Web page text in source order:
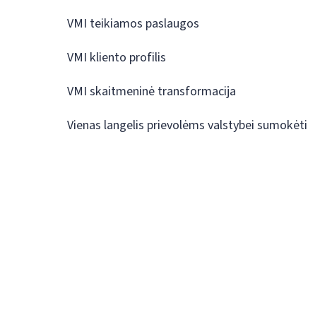
VMI teikiamos paslaugos
VMI kliento profilis
VMI skaitmeninė transformacija
Vienas langelis prievolėms valstybei sumokėti